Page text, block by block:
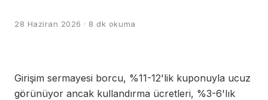
28 Haziran 2026 · 8 dk okuma
Girişim sermayesi borcu, %11-12'lik kuponuyla ucuz
görünüyor ancak kullandırma ücretleri, %3-6'lık